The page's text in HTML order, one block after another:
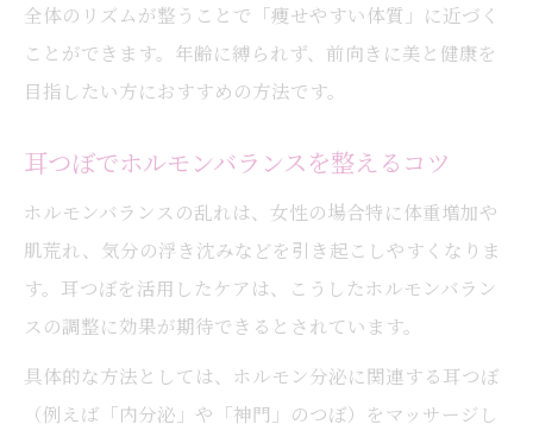
全体のリズムが整うことで「痩せやすい体質」に近づく
ことができます。年齢に縛られず、前向きに美と健康を
目指したい方におすすめの方法です。
耳つぼでホルモンバランスを整えるコツ
ホルモンバランスの乱れは、女性の場合特に体重増加や
肌荒れ、気分の浮き沈みなどを引き起こしやすくなりま
す。耳つぼを活用したケアは、こうしたホルモンバラン
スの調整に効果が期待できるとされています。
具体的な方法としては、ホルモン分泌に関連する耳つぼ
（例えば「内分泌」や「神門」のつぼ）をマッサージし